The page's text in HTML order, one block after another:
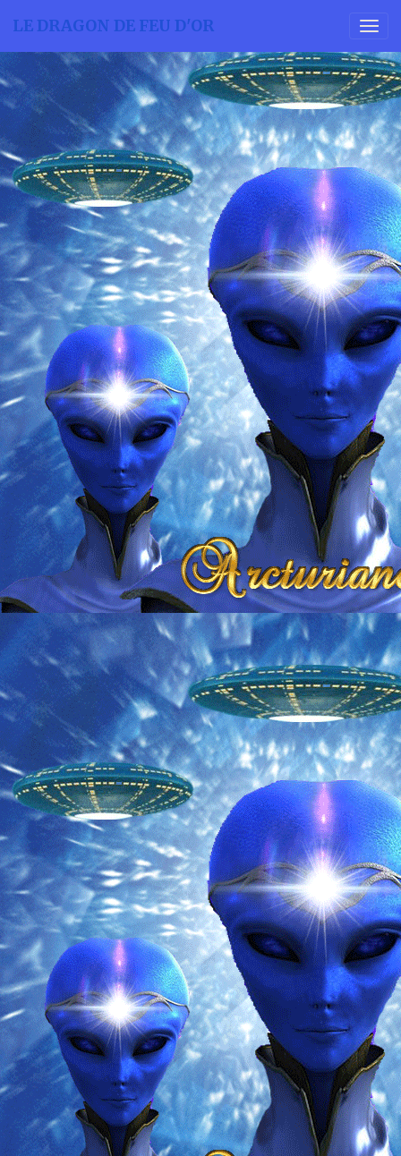
LE DRAGON DE FEU D'OR